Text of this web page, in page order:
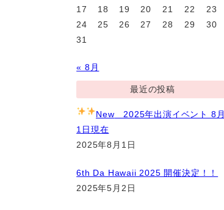
17
18 19 20 21 22
23
24
25 26 27 28 29
30
31
« 8月
最近の投稿
New 2025年出演イベント 8月
1日現在
2025年8月1日
6th Da Hawaii 2025 開催決定！！
2025年5月2日